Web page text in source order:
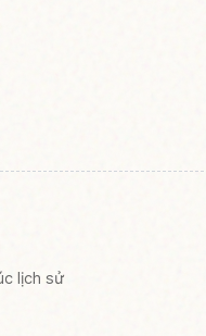
lịch sử